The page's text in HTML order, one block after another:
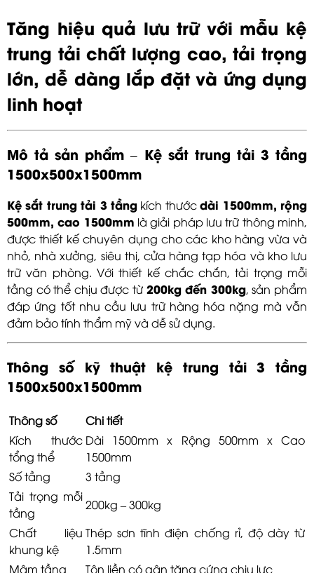
Tăng hiệu quả lưu trữ với mẫu kệ
trung tải chất lượng cao, tải trọng
lớn, dễ dàng lắp đặt và ứng dụng
linh hoạt
Mô tả sản phẩm – Kệ sắt trung tải 3 tầng
1500x500x1500mm
Kệ sắt trung tải 3 tầng kích thướcdài 1500mm, rộng
500mm, cao 1500mm là giải pháp lưu trữ thông minh,
được thiết kế chuyên dụng cho các kho hàng vừa và
nhỏ, nhà xưởng, siêu thị, cửa hàng tạp hóa và kho lưu
trữ văn phòng. Với thiết kế chắc chắn, tải trọng mỗi
tầng có thể chịu được từ 200kg đến 300kg, sản phẩm
đáp ứng tốt nhu cầu lưu trữ hàng hóa nặng mà vẫn
đảm bảo tính thẩm mỹ và dễ sử dụng.
Thông số kỹ thuật kệ trung tải 3 tầng
1500x500x1500mm
Thông số
Chi tiết
Kích thước
tổng thể
Dài 1500mm x Rộng 500mm x Cao
1500mm
Số tầng
3 tầng
Tải trọng mỗi
tầng
200kg – 300kg
Chất liệu
khung kệ
Thép sơn tĩnh điện chống rỉ, độ dày từ
1.5mm
Mâm tầng
Tôn liền có gân tăng cứng chịu lực